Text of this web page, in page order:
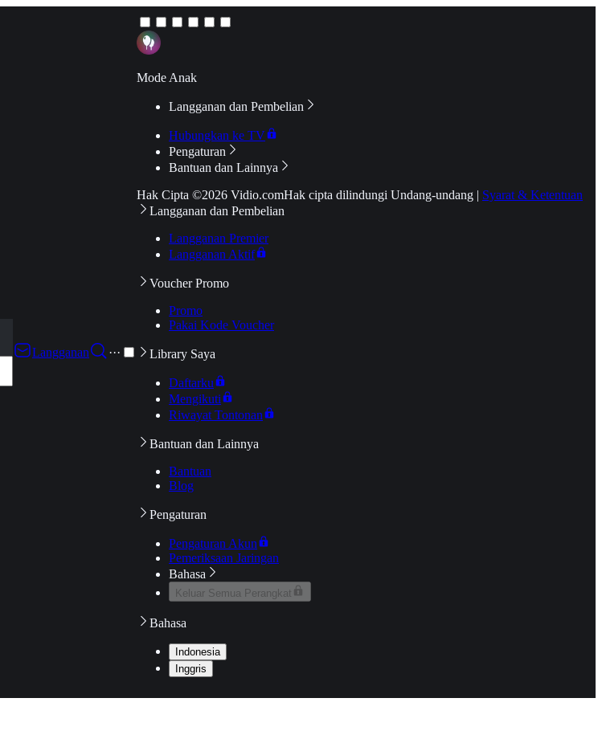
Langganan
···
Mode Anak
Langganan dan Pembelian
Hubungkan ke TV
Pengaturan
Bantuan dan Lainnya
Hak Cipta ©2026 Vidio.comHak cipta dilindungi Undang-undang | Syarat & Ketentuan
Langganan dan Pembelian
Langganan Premier
Langganan Aktif
Voucher Promo
Promo
Pakai Kode Voucher
Library Saya
Daftarku
Mengikuti
Riwayat Tontonan
Bantuan dan Lainnya
Bantuan
Blog
Pengaturan
Pengaturan Akun
Pemeriksaan Jaringan
Bahasa
Keluar Semua Perangkat
Bahasa
Indonesia
Inggris